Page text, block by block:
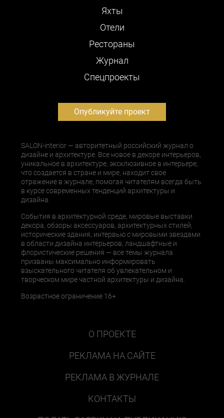
Яхты
Отели
Рестораны
Журнал
Cпецпроекты
Опубликуйте проект
SALON-interior — авторитетный российский журнал о
дизайне и архитектуре. Все новое в декоре интерьеров,
уникальное в архитектуре, эксклюзивное в интерьере,
что создается в стране и мире, находит свое
отражение в журнале, помогая читателям всегда быть
в курсе современных тенденций архитектуры и
дизайна.
События в архитектурной среде, мировые выставки
декора, обзоры аксессуаров, архитектурных стилей,
исторические здания, интервью с мировыми звездами
в области дизайна интерьеров, ландшафтные и
флористические решения — все темы журнала
призваны максимально информировать
взыскательного читателя об увлекательном и
творческом мире частной архитектуры и дизайна.
Возрастное ограничение 16+
О ПРОЕКТЕ
РЕКЛАМА НА САЙТЕ
РЕКЛАМА В ЖУРНАЛЕ
КОНТАКТЫ